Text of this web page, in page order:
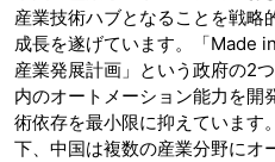
産業技術ハブとなることを戦略
成長を遂げています。「Made
産業発展計画」という政府の2
内のオートメーション能力を開
術依存を最小限に抑えています
下、中国は複数の産業分野にオ